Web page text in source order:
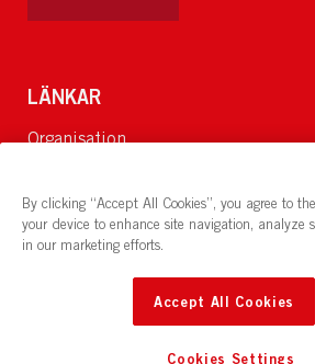
LÄNKAR
Organisation
Lediga jobb
Nyheter och pressrum
Restaurang och konferens:
By clicking “Accept All Cookies”, you agree to
your device to enhance site navigation, analyze
in our marketing efforts.
Accept All Cookies
Cookies Settings